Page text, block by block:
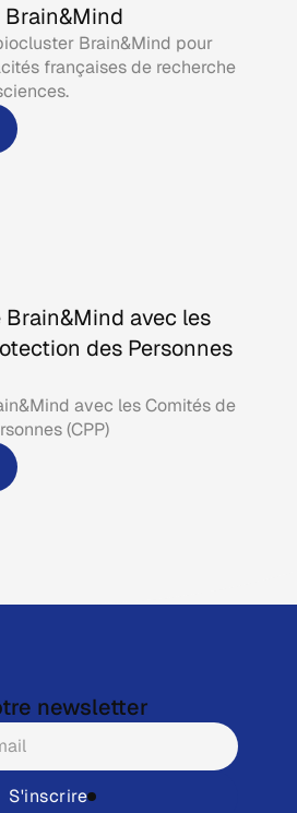
Brain&Mind pour
françaises de recherche
avec les
des Personnes
avec les Comités de
(CPP)
newsletter
S'inscrire